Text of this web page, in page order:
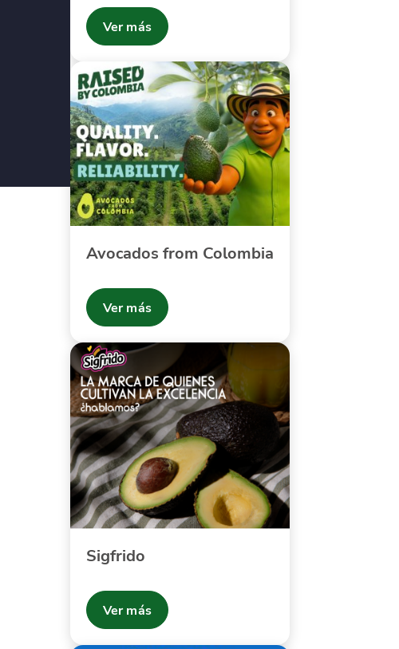
Ver más
Avocados from Colombia
Ver más
Sigfrido
Ver más